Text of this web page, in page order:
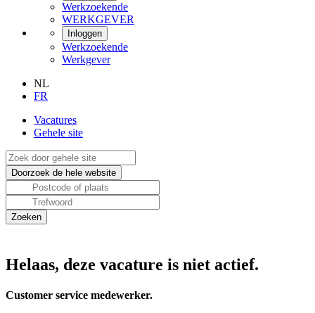
Werkzoekende
WERKGEVER
Inloggen
Werkzoekende
Werkgever
NL
FR
Vacatures
Gehele site
Helaas, deze vacature is niet actief.
Customer service medewerker.